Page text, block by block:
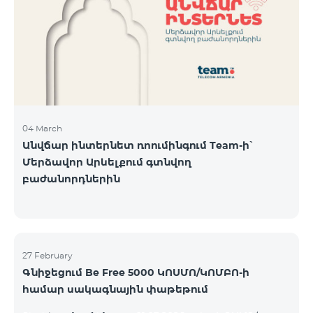
Կիրակի-08․03 Երևան Կենտրոն Իսակովի
պողոտա 3/7 09:00-18:00 09:00-18:00 10:00-19:00
Երևան Կենտրոն Խորենացու փողոց 26/26 09:00-
04 March
Անվճար ինտերնետ ռոումինգում Team-ի՝
Մերձավոր Արևելքում գտնվող
բաժանորդներին
27 February
Գնիջեցում Be Free 5000 ԿՈՍՄՈ/ԿՈՄԲՈ-ի
համար սակագնային փաթեթում